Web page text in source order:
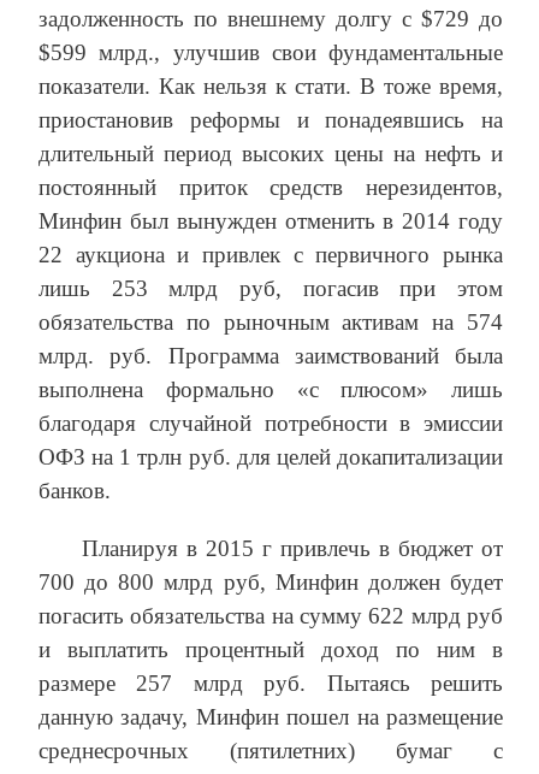
задолженность по внешнему долгу с $729 до
$599 млрд., улучшив свои фундаментальные
показатели. Как нельзя к стати. В тоже время,
приостановив реформы и понадеявшись на
длительный период высоких цены на нефть и
постоянный приток средств нерезидентов,
Минфин был вынужден отменить в 2014 году
22 аукциона и привлек с первичного рынка
лишь 253 млрд руб, погасив при этом
обязательства по рыночным активам на 574
млрд. руб. Программа заимствований была
выполнена формально «с плюсом» лишь
благодаря случайной потребности в эмиссии
ОФЗ на 1 трлн руб. для целей докапитализации
банков.
Планируя в 2015 г привлечь в бюджет от
700 до 800 млрд руб, Минфин должен будет
погасить обязательства на сумму 622 млрд руб
и выплатить процентный доход по ним в
размере 257 млрд руб. Пытаясь решить
данную задачу, Минфин пошел на размещение
среднесрочных (пятилетних) бумаг с